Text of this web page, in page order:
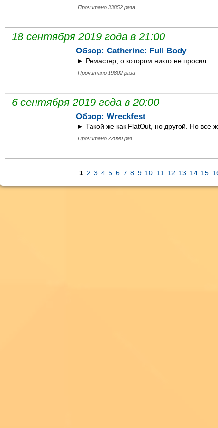
Прочитано 33852 раза
18 сентября 2019 года в 21:00
Обзор: Catherine: Full Body
► Ремастер, о котором никто не просил.
Прочитано 19802 раза
6 сентября 2019 года в 20:00
Обзор: Wreckfest
► Такой же как FlatOut, но другой. Но все
Прочитано 22090 раз
1 2 3 4 5 6 7 8 9 10 11 12 13 14 15